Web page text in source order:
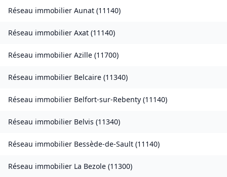
Réseau immobilier Aunat (11140)
Réseau immobilier Axat (11140)
Réseau immobilier Azille (11700)
Réseau immobilier Belcaire (11340)
Réseau immobilier Belfort-sur-Rebenty (11140)
Réseau immobilier Belvis (11340)
Réseau immobilier Bessède-de-Sault (11140)
Réseau immobilier La Bezole (11300)